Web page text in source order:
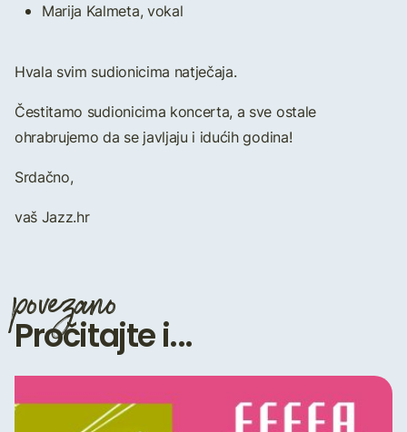
Marija Kalmeta, vokal
Hvala svim sudionicima natječaja.
Čestitamo sudionicima koncerta, a sve ostale
ohrabrujemo da se javljaju i idućih godina!
Srdačno,
vaš Jazz.hr
povezano
Pročitajte i...